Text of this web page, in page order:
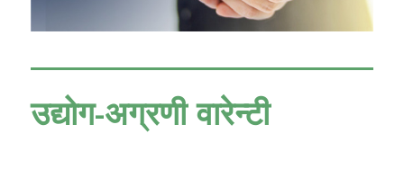
उद्योग-अग्रणी वारेन्टी